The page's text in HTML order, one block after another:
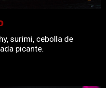
surimi, cebolla de
picante.